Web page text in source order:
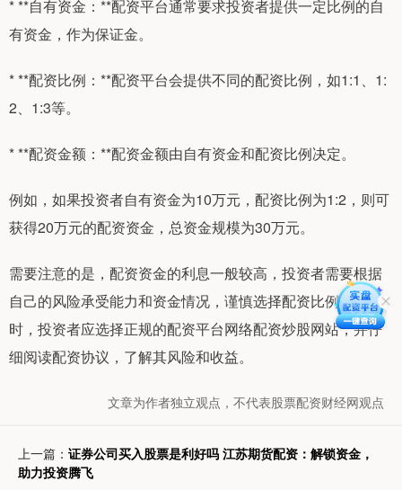
* **自有资金：**配资平台通常要求投资者提供一定比例的自
有资金，作为保证金。
* **配资比例：**配资平台会提供不同的配资比例，如1:1、1:
2、1:3等。
* **配资金额：**配资金额由自有资金和配资比例决定。
例如，如果投资者自有资金为10万元，配资比例为1:2，则可
获得20万元的配资资金，总资金规模为30万元。
需要注意的是，配资资金的利息一般较高，投资者需要根据
自己的风险承受能力和资金情况，谨慎选择配资比例。同
时，投资者应选择正规的配资平台网络配资炒股网站，并仔
细阅读配资协议，了解其风险和收益。
文章为作者独立观点，不代表股票配资财经网观点
上一篇： 证券公司买入股票是利好吗 江苏期货配资：解锁资金，
助力投资腾飞